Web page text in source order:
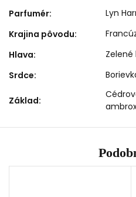
Parfumér:
Lyn
Krajina pôvodu:
Hlava:
Srdce:
Základ: